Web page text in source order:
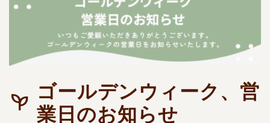
ゴールデンウィーク、営
業日のお知らせ